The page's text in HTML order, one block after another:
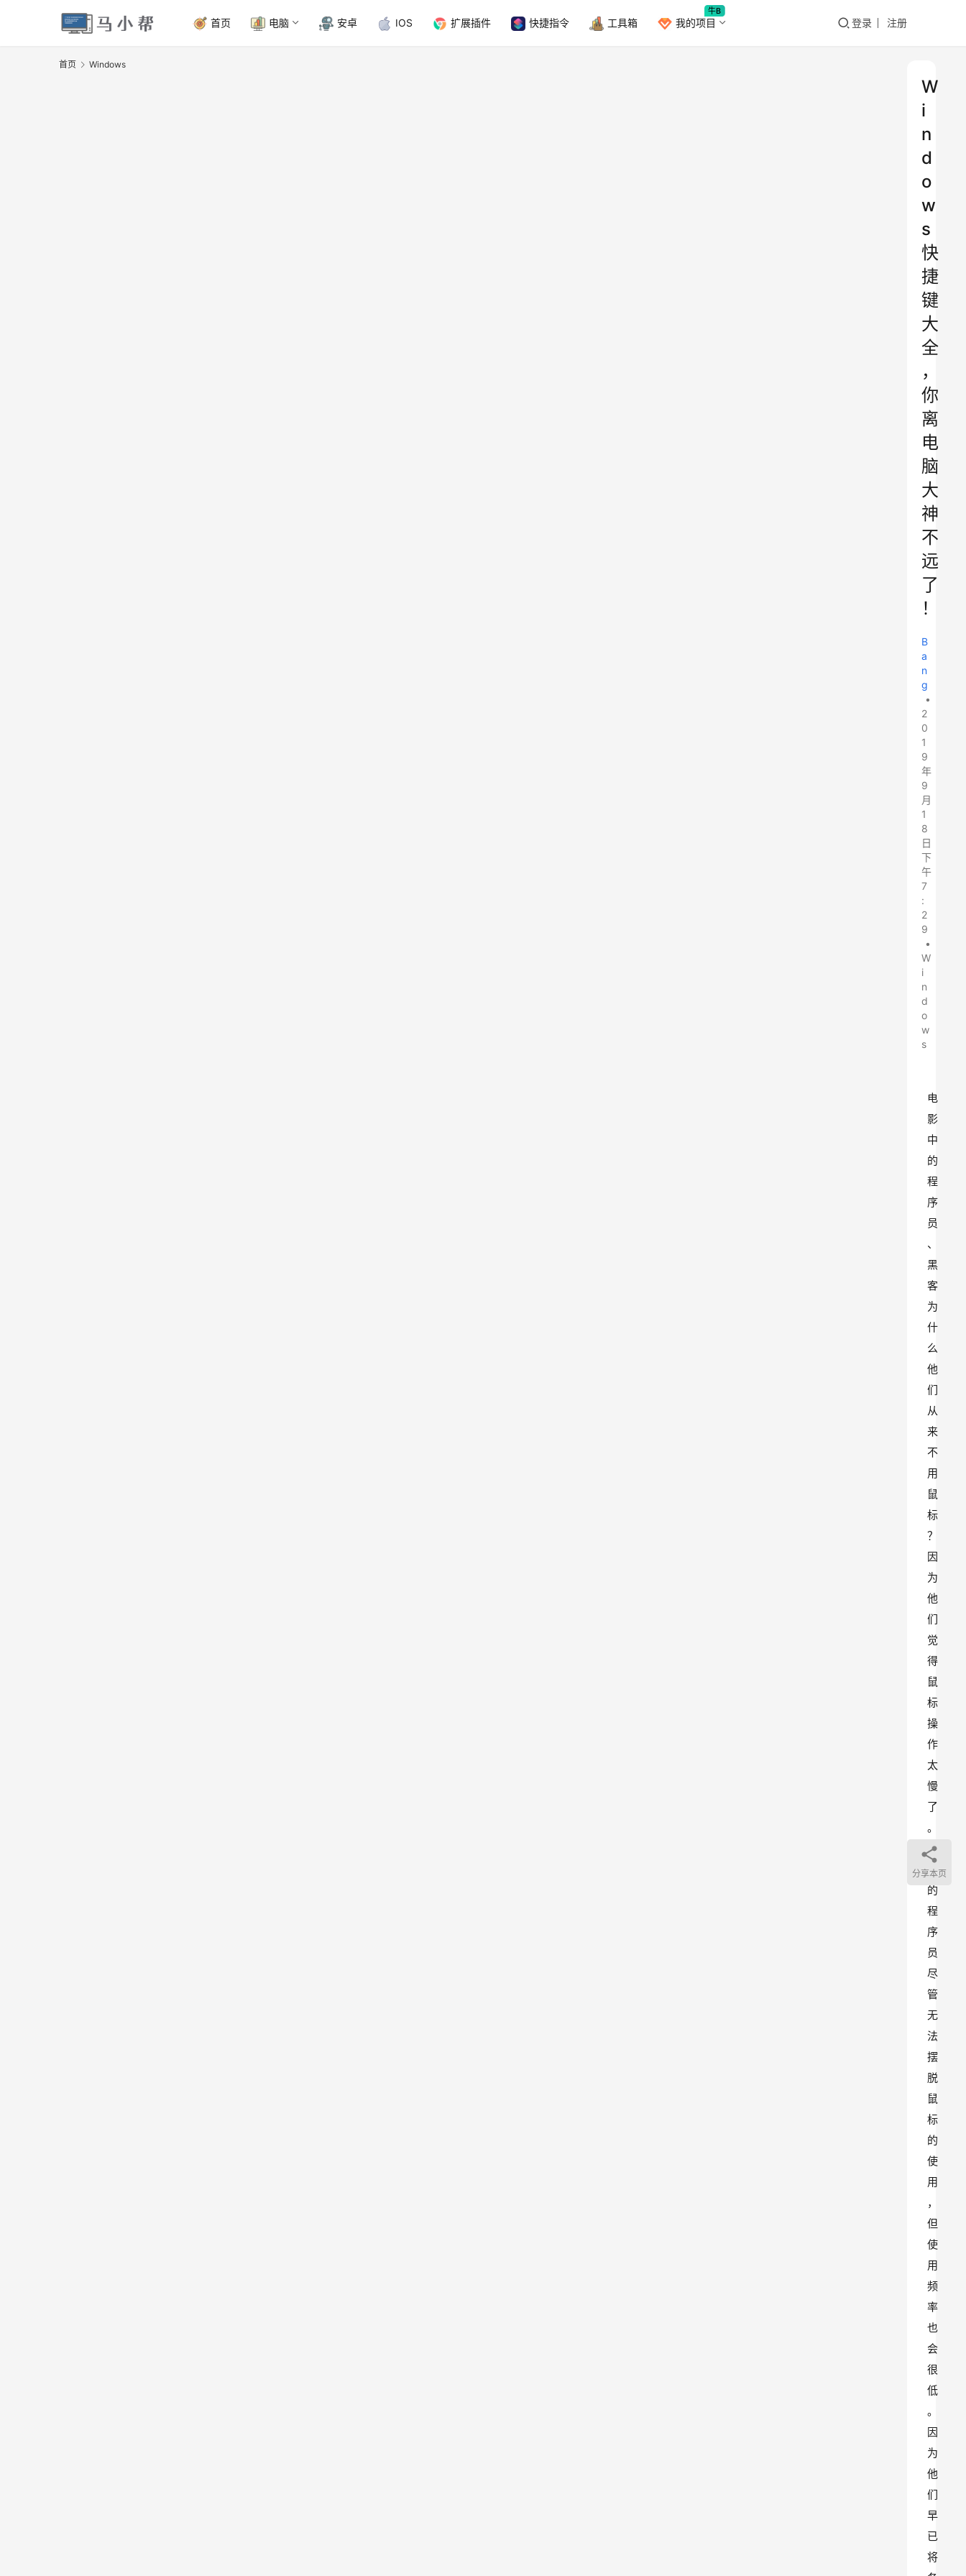
首页 电脑 安卓 IOS 扩展插件 快捷指令 工具箱 我的项目
牛B
登录 注册
首页 Windows
W
i
n
d
o
w
s
快
捷
键
大
全
，
你
离
电
脑
大
神
不
远
了
！
B
a
n
g
•
2
0
1
9
年
9
月
1
8
日
下
午
7
:
2
9
•
W
i
n
d
o
w
s
电
影
中
的
程
序
员
、
黑
客
为
什
么
他
们
从
来
不
用
鼠
标
？
因
为
他
们
觉
得
鼠
标
操
作
太
慢
了
。
真
实
的
程
序
员
尽
管
无
法
摆
脱
鼠
标
的
使
用
，
但
使
用
频
率
也
会
很
低
。
因
为
他
们
早
已
将
分享本页